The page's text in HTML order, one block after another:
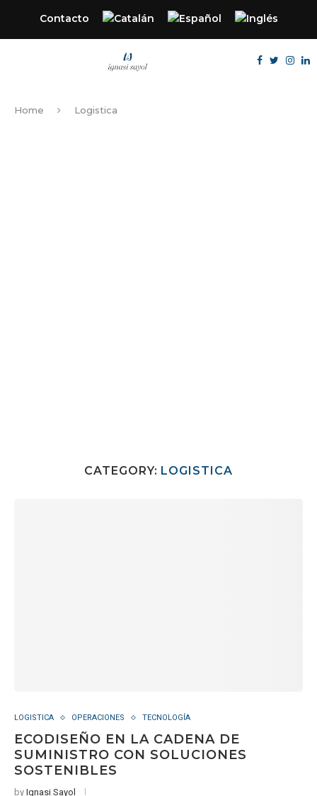
Contacto
Home Logistica
CATEGORY: LOGISTICA
LOGISTICA OPERACIONES TECNOLOGÍA
ECODISEÑO EN LA CADENA DE
SUMINISTRO CON SOLUCIONES
SOSTENIBLES
by Ignasi Sayol